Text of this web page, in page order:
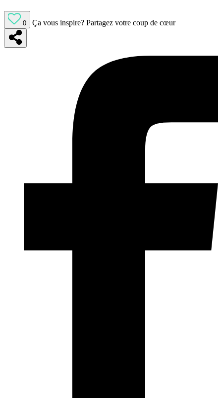
0 Ça vous inspire? Partagez votre coup de cœur